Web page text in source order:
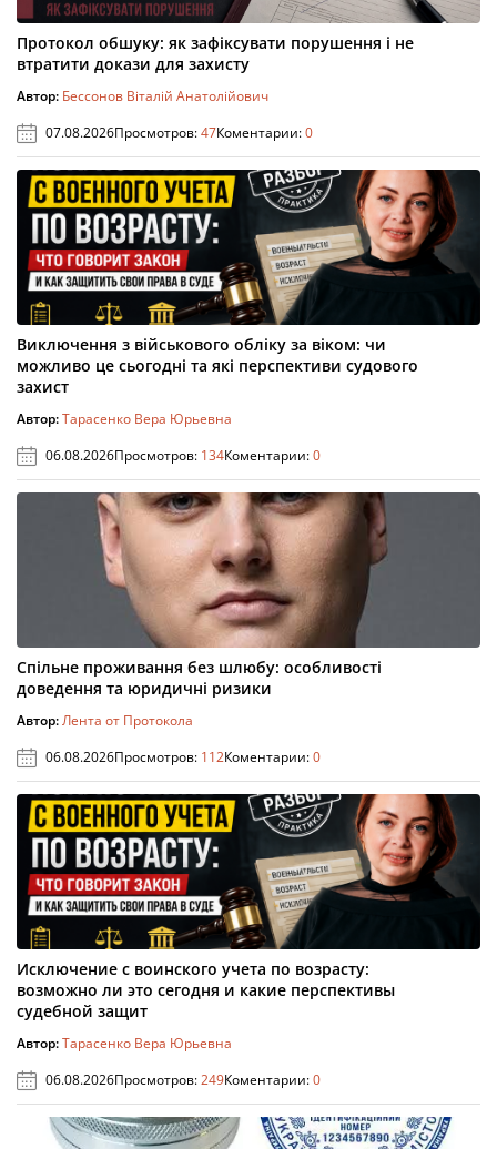
Протокол обшуку: як зафіксувати порушення і не
втратити докази для захисту
Автор: Бессонов Віталій Анатолійович
07.08.2026Просмотров:47Коментарии:0
Виключення з військового обліку за віком: чи
можливо це сьогодні та які перспективи судового
захист
Автор:Тарасенко Вера Юрьевна
06.08.2026Просмотров: 134Коментарии:0
Спільне проживання без шлюбу: особливості
доведення та юридичні ризики
Автор:Лента от Протокола
06.08.2026Просмотров: 112Коментарии:0
Исключение с воинского учета по возрасту:
возможно ли это сегодня и какие перспективы
судебной защит
Автор:Тарасенко Вера Юрьевна
06.08.2026Просмотров:249Коментарии:0